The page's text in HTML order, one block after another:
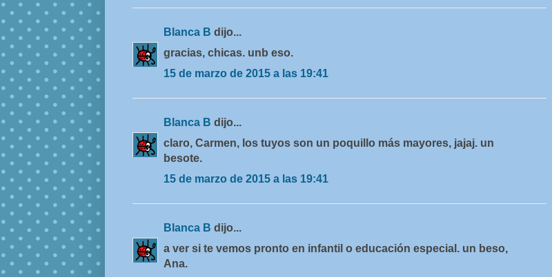
Blanca B dijo...
gracias, chicas. unb eso.
15 de marzo de 2015 a las 19:41
Blanca B dijo...
claro, Carmen, los tuyos son un poquillo más mayores, jajaj. un
besote.
15 de marzo de 2015 a las 19:41
Blanca B dijo...
a ver si te vemos pronto en infantil o educación especial. un beso,
Ana.